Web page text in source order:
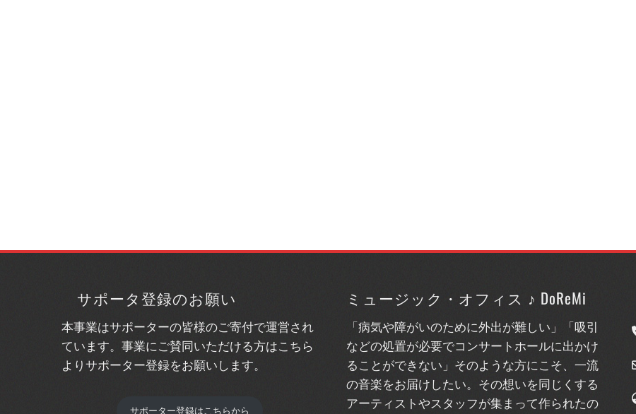
サポータ登録のお願い
本事業はサポーターの皆様のご寄付で運営され
ています。事業にご賛同いただける方はこちら
よりサポーター登録をお願いします。
サポーター登録はこちらから
ミュージック・オフィス ♪ DoReMi
「病気や障がいのために外出が難しい」「吸引
などの処置が必要でコンサートホールに出かけ
ることができない」そのような方にこそ、一流
の音楽をお届けしたい。その想いを同じくする
アーティストやスタッフが集まって作られたの